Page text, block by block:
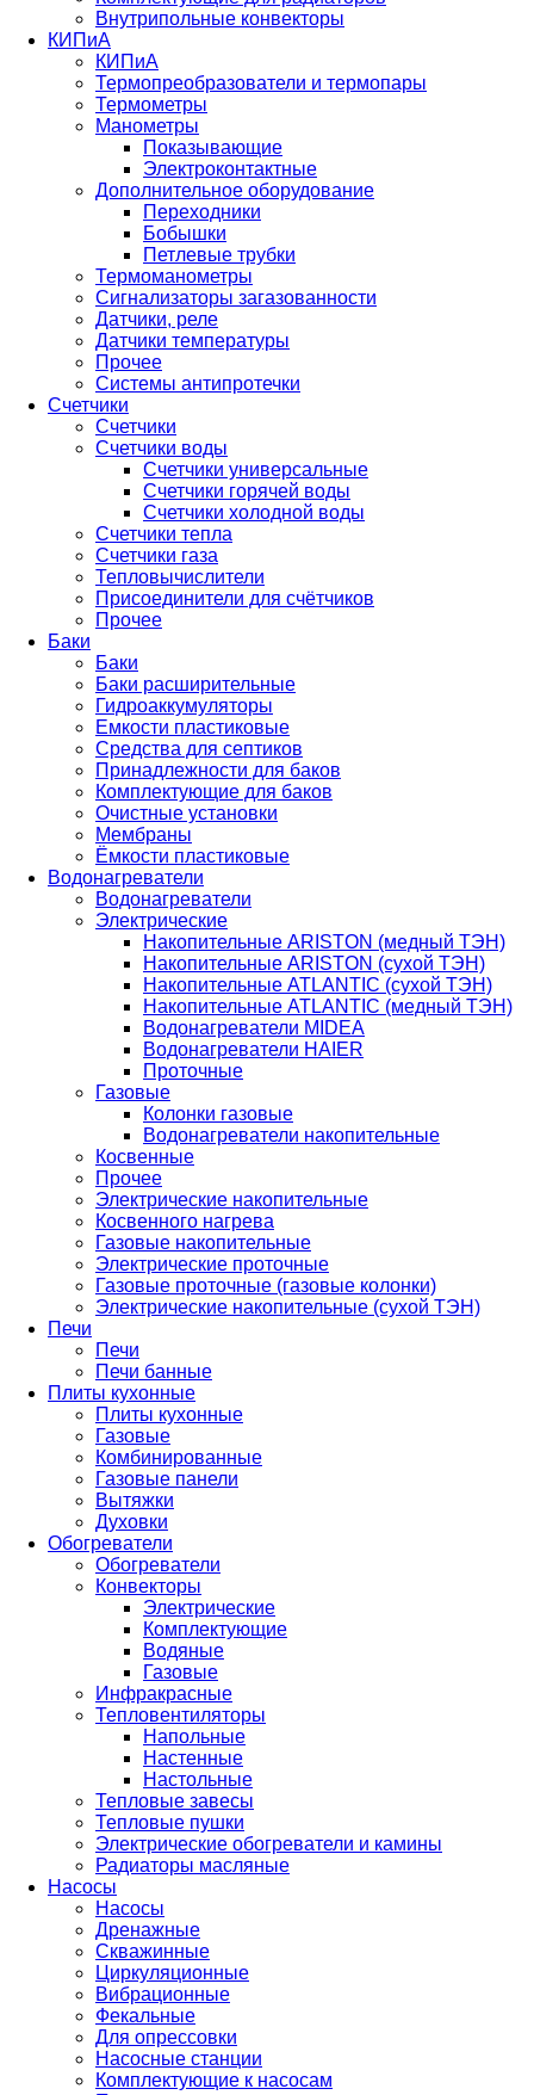
Внутрипольные конвекторы
КИПиА
КИПиА
Термопреобразователи и термопары
Термометры
Манометры
Показывающие
Электроконтактные
Дополнительное оборудование
Переходники
Бобышки
Петлевые трубки
Термоманометры
Сигнализаторы загазованности
Датчики, реле
Датчики температуры
Прочее
Системы антипротечки
Счетчики
Счетчики
Счетчики воды
Счетчики универсальные
Счетчики горячей воды
Счетчики холодной воды
Счетчики тепла
Счетчики газа
Тепловычислители
Присоединители для счётчиков
Прочее
Баки
Баки
Баки расширительные
Гидроаккумуляторы
Емкости пластиковые
Средства для септиков
Принадлежности для баков
Комплектующие для баков
Очистные установки
Мембраны
Ёмкости пластиковые
Водонагреватели
Водонагреватели
Электрические
Накопительные ARISTON (медный ТЭН)
Накопительные ARISTON (сухой ТЭН)
Накопительные ATLANTIC (сухой ТЭН)
Накопительные ATLANTIC (медный ТЭН)
Водонагреватели MIDEA
Водонагреватели HAIER
Проточные
Газовые
Колонки газовые
Водонагреватели накопительные
Косвенные
Прочее
Электрические накопительные
Косвенного нагрева
Газовые накопительные
Электрические проточные
Газовые проточные (газовые колонки)
Электрические накопительные (сухой ТЭН)
Печи
Печи
Печи банные
Плиты кухонные
Плиты кухонные
Газовые
Комбинированные
Газовые панели
Вытяжки
Духовки
Обогреватели
Обогреватели
Конвекторы
Электрические
Комплектующие
Водяные
Газовые
Инфракрасные
Тепловентиляторы
Напольные
Настенные
Настольные
Тепловые завесы
Тепловые пушки
Электрические обогреватели и камины
Радиаторы масляные
Насосы
Насосы
Дренажные
Скважинные
Циркуляционные
Вибрационные
Фекальные
Для опрессовки
Насосные станции
Комплектующие к насосам